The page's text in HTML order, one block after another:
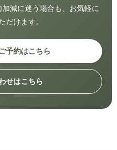
減に迷う場合も、お気軽に
だけます。
予約はこちら
せはこちら